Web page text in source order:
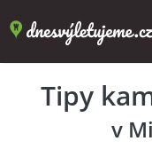
Tipy
v